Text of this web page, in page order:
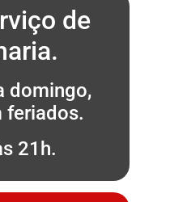
de
domingo,
feriados.
21h.